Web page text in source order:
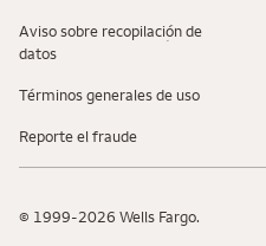
Aviso sobre recopilaciؚón de
datos
Términos generales de uso
Reporte el fraude
© 1999-2026 Wells Fargo.